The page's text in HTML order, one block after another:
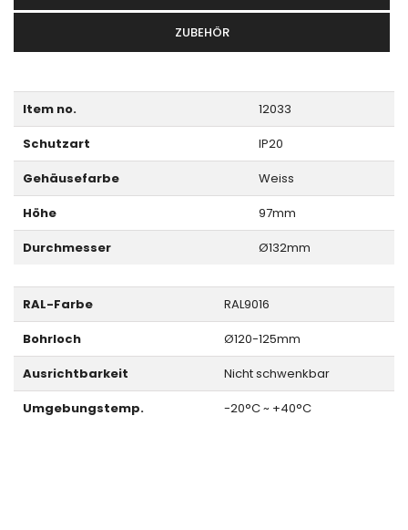
ZUBEHÖR
Item no.
12033
Schutzart
IP20
Gehäusefarbe
Weiss
Höhe
97mm
Durchmesser
Ø132mm
RAL-Farbe
RAL9016
Bohrloch
Ø120-125mm
Ausrichtbarkeit
Nicht schwenkbar
Umgebungstemp.
-20°C ~ +40°C